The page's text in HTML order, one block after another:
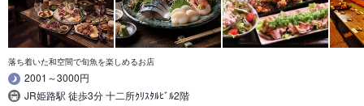
落ち着いた和空間で旬魚を楽しめるお店
2001～3000円
JR姫路駅 徒歩3分 十二所ｸﾘｽﾀﾙﾋﾞﾙ2階